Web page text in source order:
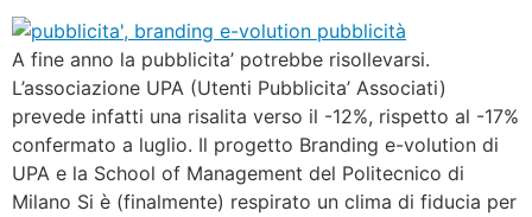
A fine anno la pubblicita’ potrebbe risollevarsi.
L’associazione UPA (Utenti Pubblicita’ Associati)
prevede infatti una risalita verso il -12%, rispetto al -17%
confermato a luglio. Il progetto Branding e-volution di
UPA e la School of Management del Politecnico di
Milano Si è (finalmente) respirato un clima di fiducia per